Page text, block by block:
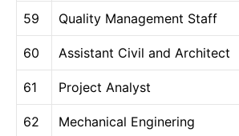
59 Quality Management Staff
60 Assistant Civil and Architect
61 Project Analyst
62 Mechanical Enginering